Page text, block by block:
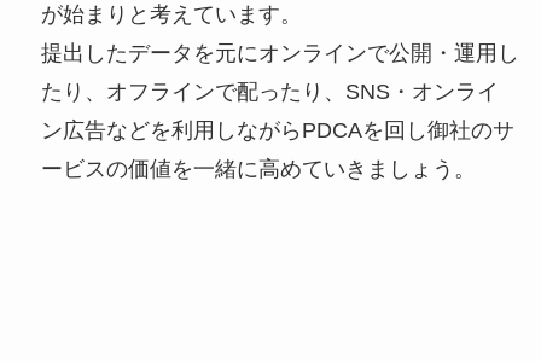
が始まりと考えています。
提出したデータを元にオンラインで公開・運用し
たり、オフラインで配ったり、SNS・オンライ
ン広告などを利用しながらPDCAを回し御社のサ
ービスの価値を一緒に高めていきましょう。